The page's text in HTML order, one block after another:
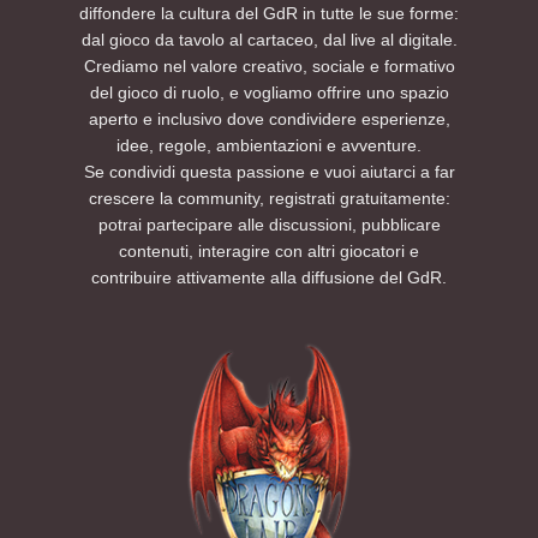
presenti molti laboratori e attività didattiche
molto interessanti.
Degno di nota per i membri di D'L che
vorranno parteciparvi è il padiglione
nominato Tenda dei Giochi (The Riddle Pit).
Quest'area è dedicata alle attività di gioco,
dove esperti e neofiti potranno cimentarsi in
sessioni multi-tavolo, partecipare a workshop
tematici, provare nuovi giochi in apposite
sessioni dimostrative, chiacchierare e
divertirsi.
altri eventi AETERNIS per godersi la storia
dall’inizio alla fine.
Per ulteriori informazioni consultate la
sezione FAQ di questo evento. Per esigenze
particolari è possibile contattarci tramite i
nostri canali social.
Non vediamo l’ora di vedervi lì.
Preparatevi a tirare l’iniziativa: tra tortelli,
colline e oscurità… la missione sta per
cominciare.
PRENOTA UN POSTO AL TAVOLO SUL NOSTRO
ed eventi futuri, seguite AETERNIS sui social e
su Eventbrite per ricevere le notifiche di
apertura delle nuove iscrizioni.
Sito Web
Instagram
YouTube
diffondere la cultura del GdR in tutte le sue forme:
dal gioco da tavolo al cartaceo, dal live al digitale.
Crediamo nel valore creativo, sociale e formativo
del gioco di ruolo, e vogliamo offrire uno spazio
aperto e inclusivo dove condividere esperienze,
idee, regole, ambientazioni e avventure.
Se condividi questa passione e vuoi aiutarci a far
crescere la community, registrati gratuitamente:
potrai partecipare alle discussioni, pubblicare
contenuti, interagire con altri giocatori e
contribuire attivamente alla diffusione del GdR.